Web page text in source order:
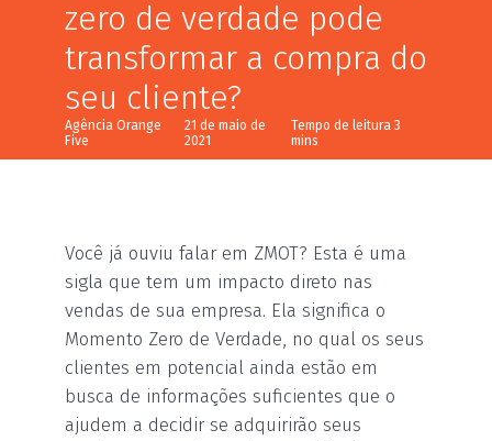
zero de verdade pode
transformar a compra do
seu cliente?
Agência Orange
Five
21 de maio de
2021
Você já ouviu falar em ZMOT? Esta é uma
sigla que tem um impacto direto nas
vendas de sua empresa. Ela significa o
Momento Zero de Verdade, no qual os seus
clientes em potencial ainda estão em
busca de informações suficientes que o
ajudem a decidir se adquirirão seus